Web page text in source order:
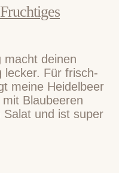
macht deinen
lecker. Für frisch-
meine Heidelbeer
Blaubeeren
und ist super